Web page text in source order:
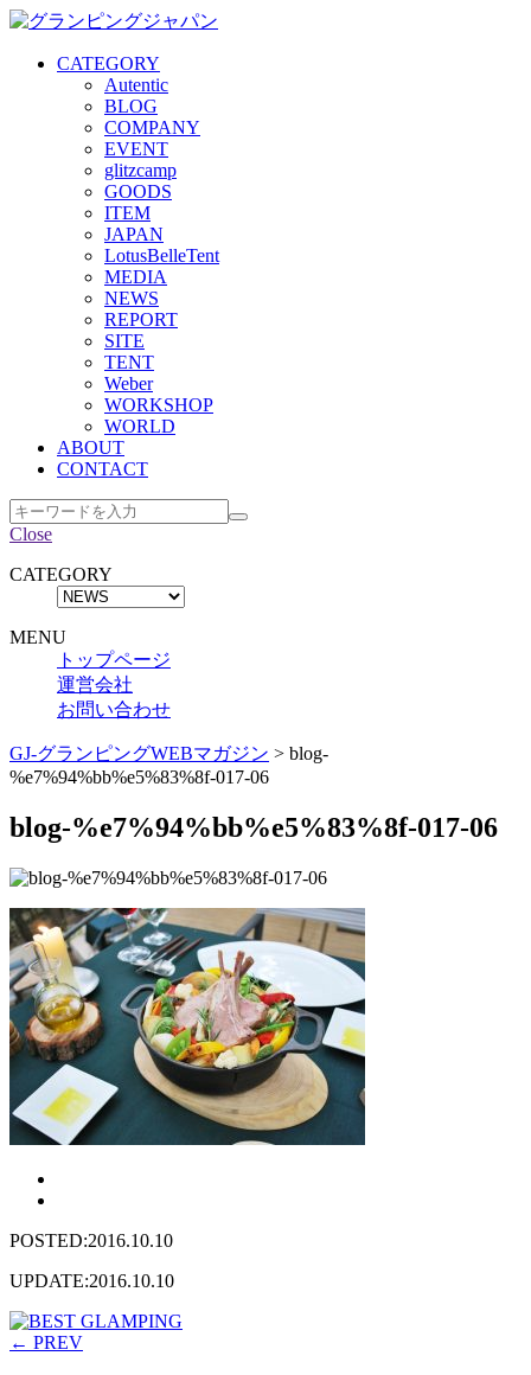
CATEGORY
Autentic
BLOG
COMPANY
EVENT
glitzcamp
GOODS
ITEM
JAPAN
LotusBelleTent
MEDIA
NEWS
REPORT
SITE
TENT
Weber
WORKSHOP
WORLD
ABOUT
CONTACT
Close
CATEGORY
MENU
トップページ
運営会社
お問い合わせ
GJ-グランピングWEBマガジン > blog-
%e7%94%bb%e5%83%8f-017-06
blog-%e7%94%bb%e5%83%8f-017-06
POSTED:2016.10.10
UPDATE:2016.10.10
← PREV